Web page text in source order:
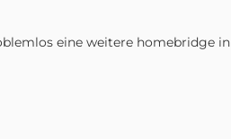
eine weitere homebridge in